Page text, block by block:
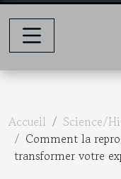
Accueil
Science/
Comment la
transformer votre